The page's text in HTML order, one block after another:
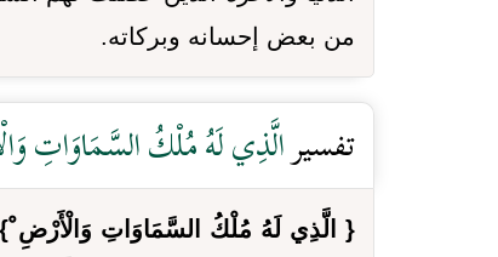
من بعض إحسانه وبركاته.
تفسير الَّذِي لَهُ مُلْكُ السَّمَاوَاتِ
{ الَّذِي لَهُ مُلْكُ السَّمَاوَاتِ وَالْأَرْضِ ْ}